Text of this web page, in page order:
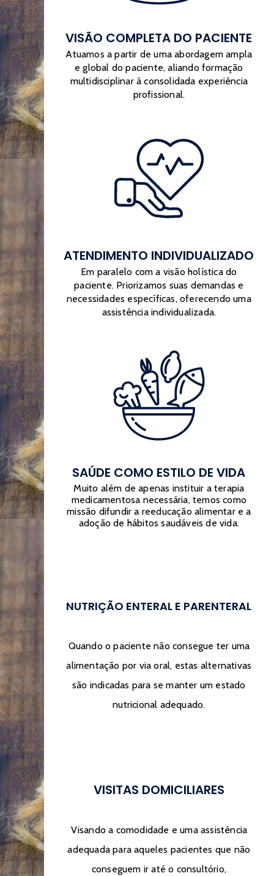
VISÃO COMPLETA DO PACIENTE
Atuamos a partir de uma abordagem ampla
e global do paciente, aliando formação
multidisciplinar à consolidada experiência
profissional.
ATENDIMENTO INDIVIDUALIZADO
Em paralelo com a visão holística do
paciente. Priorizamos suas demandas e
necessidades específicas, oferecendo uma
assistência individualizada.
SAÚDE COMO ESTILO DE VIDA
Muito além de apenas instituir a terapia
medicamentosa necessária, temos como
missão difundir a reeducação alimentar e a
adoção de hábitos saudáveis de vida.
NUTRIÇÃO ENTERAL E PARENTERAL
Quando o paciente não consegue ter uma
alimentação por via oral, estas alternativas
são indicadas para se manter um estado
nutricional adequado.
VISITAS DOMICILIARES
Visando a comodidade e uma assistência
adequada para aqueles pacientes que não
conseguem ir até o consultório,